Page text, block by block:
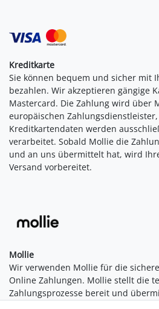
Kreditkarte
Sie können bequem und sicher mit
bezahlen. Wir akzeptieren gängige
Mastercard. Die Zahlung wird über
europäischen
Kreditkartendaten werden
verarbeitet. Sobald Mollie die
und an uns übermittelt hat, wird
Versand vorbereitet.
Mollie
Wir verwenden Mollie für die
Online Zahlungen. Mollie stellt die
Zahlungsprozesse bereit und